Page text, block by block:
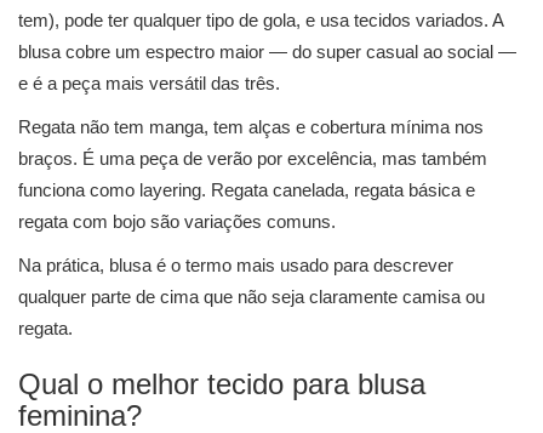
tem), pode ter qualquer tipo de gola, e usa tecidos variados. A
blusa cobre um espectro maior — do super casual ao social —
e é a peça mais versátil das três.
Regata não tem manga, tem alças e cobertura mínima nos
braços. É uma peça de verão por excelência, mas também
funciona como layering. Regata canelada, regata básica e
regata com bojo são variações comuns.
Na prática, blusa é o termo mais usado para descrever
qualquer parte de cima que não seja claramente camisa ou
regata.
Qual o melhor tecido para blusa
feminina?